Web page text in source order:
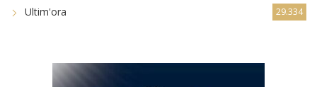
Ultim'ora 29.334